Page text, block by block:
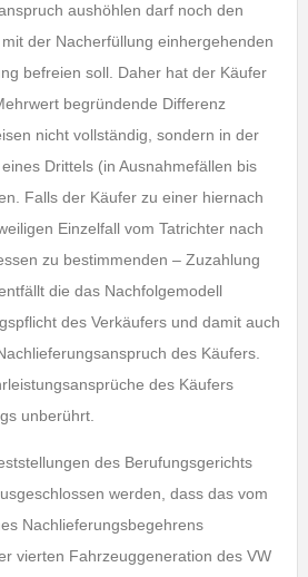
aushöhlen darf noch den
der Nacherfüllung einhergehenden
befreien soll. Daher hat der Käufer
begründende Differenz
nicht vollständig, sondern in der
Drittels (in Ausnahmefällen bis
Falls der Käufer zu einer hiernach
Einzelfall vom Tatrichter nach
zu bestimmenden – Zuzahlung
die das Nachfolgemodell
des Verkäufers und damit auch
des Käufers.
des Käufers
unberührt.
des Berufungsgerichts
werden, dass das vom
Nachlieferungsbegehrens
vierten Fahrzeuggeneration des VW